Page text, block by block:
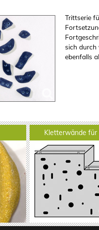
Trittserie
sich durch
ebenfalls
Kletterwände für